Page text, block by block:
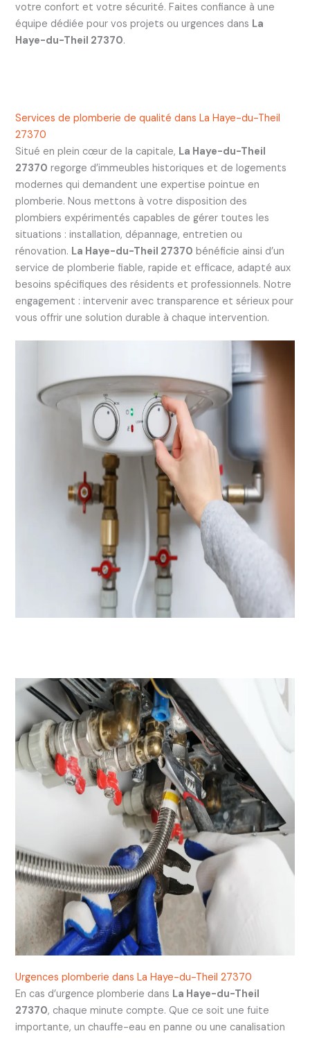
votre confort et votre sécurité. Faites confiance à une
équipe dédiée pour vos projets ou urgences dans La
Haye-du-Theil 27370.
Services de plomberie de qualité dans La Haye-du-Theil
27370
Situé en plein cœur de la capitale, La Haye-du-Theil
27370 regorge d’immeubles historiques et de logements
modernes qui demandent une expertise pointue en
plomberie. Nous mettons à votre disposition des
plombiers expérimentés capables de gérer toutes les
situations : installation, dépannage, entretien ou
rénovation. La Haye-du-Theil 27370 bénéficie ainsi d’un
service de plomberie fiable, rapide et efficace, adapté aux
besoins spécifiques des résidents et professionnels. Notre
engagement : intervenir avec transparence et sérieux pour
vous offrir une solution durable à chaque intervention.
Urgences plomberie dans La Haye-du-Theil 27370
En cas d’urgence plomberie dans La Haye-du-Theil
27370, chaque minute compte. Que ce soit une fuite
importante, un chauffe-eau en panne ou une canalisation